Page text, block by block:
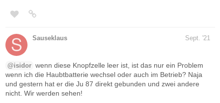
Sauseklaus Sept. '21
@isidor wenn diese Knopfzelle leer ist, ist das nur ein Problem
wenn ich die Haubtbatterie wechsel oder auch im Betrieb? Naja
und gestern hat er die Ju 87 direkt gebunden und zwei andere
nicht. Wir werden sehen!